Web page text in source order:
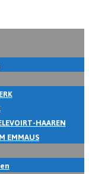
HAAREN
EMMAUS